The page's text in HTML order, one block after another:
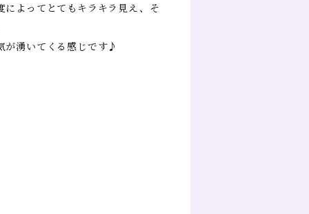
によってとてもキラキラ見え、そ
が湧いてくる感じです♪